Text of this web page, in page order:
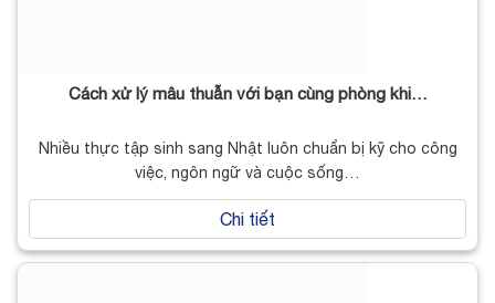
Cách xử lý mâu thuẫn với bạn cùng phòng khi…
Nhiều thực tập sinh sang Nhật luôn chuẩn bị kỹ cho công
việc, ngôn ngữ và cuộc sống…
Chi tiết